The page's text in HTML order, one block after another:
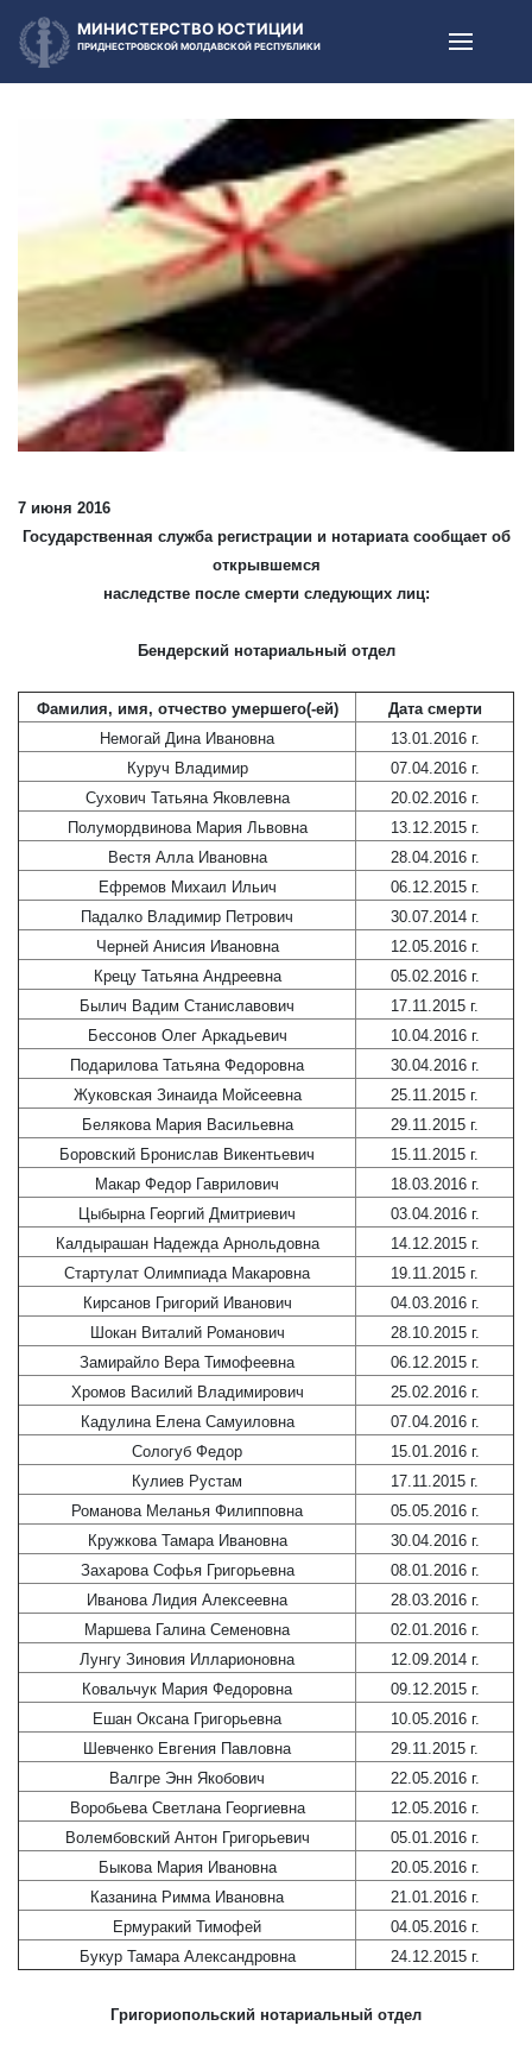
МИНИСТЕРСТВО ЮСТИЦИИ
ПРИДНЕСТРОВСКОЙ МОЛДАВСКОЙ РЕСПУБЛИКИ
7 июня 2016
Государственная служба регистрации и нотариата сообщает об
открывшемся
наследстве после смерти следующих лиц:
Бендерский нотариальный отдел
Фамилия, имя, отчество умершего(-ей)
Дата смерти
Немогай Дина Ивановна
13.01.2016 г.
Куруч Владимир
07.04.2016 г.
Сухович Татьяна Яковлевна
20.02.2016 г.
Полумордвинова Мария Львовна
13.12.2015 г.
Вестя Алла Ивановна
28.04.2016 г.
Ефремов Михаил Ильич
06.12.2015 г.
Падалко Владимир Петрович
30.07.2014 г.
Черней Анисия Ивановна
12.05.2016 г.
Крецу Татьяна Андреевна
05.02.2016 г.
Былич Вадим Станиславович
17.11.2015 г.
Бессонов Олег Аркадьевич
10.04.2016 г.
Подарилова Татьяна Федоровна
30.04.2016 г.
Жуковская Зинаида Мойсеевна
25.11.2015 г.
Белякова Мария Васильевна
29.11.2015 г.
Боровский Бронислав Викентьевич
15.11.2015 г.
Макар Федор Гаврилович
18.03.2016 г.
Цыбырна Георгий Дмитриевич
03.04.2016 г.
Калдырашан Надежда Арнольдовна
14.12.2015 г.
Стартулат Олимпиада Макаровна
19.11.2015 г.
Кирсанов Григорий Иванович
04.03.2016 г.
Шокан Виталий Романович
28.10.2015 г.
Замирайло Вера Тимофеевна
06.12.2015 г.
Хромов Василий Владимирович
25.02.2016 г.
Кадулина Елена Самуиловна
07.04.2016 г.
Сологуб Федор
15.01.2016 г.
Кулиев Рустам
17.11.2015 г.
Романова Меланья Филипповна
05.05.2016 г.
Кружкова Тамара Ивановна
30.04.2016 г.
Захарова Софья Григорьевна
08.01.2016 г.
Иванова Лидия Алексеевна
28.03.2016 г.
Маршева Галина Семеновна
02.01.2016 г.
Лунгу Зиновия Илларионовна
12.09.2014 г.
Ковальчук Мария Федоровна
09.12.2015 г.
Ешан Оксана Григорьевна
10.05.2016 г.
Шевченко Евгения Павловна
29.11.2015 г.
Валгре Энн Якобович
22.05.2016 г.
Воробьева Светлана Георгиевна
12.05.2016 г.
Волембовский Антон Григорьевич
05.01.2016 г.
Быкова Мария Ивановна
20.05.2016 г.
Казанина Римма Ивановна
21.01.2016 г.
Ермуракий Тимофей
04.05.2016 г.
Букур Тамара Александровна
24.12.2015 г.
Григориопольский нотариальный отдел